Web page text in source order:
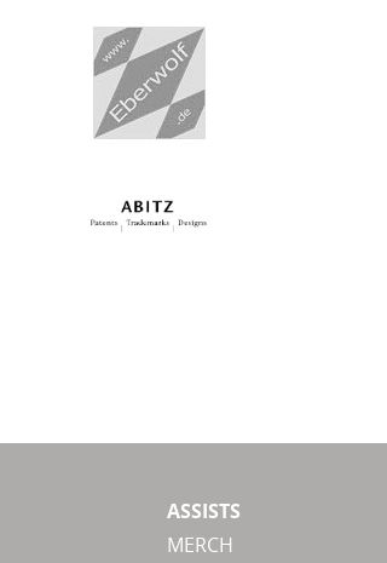
ASSISTS
MERCH